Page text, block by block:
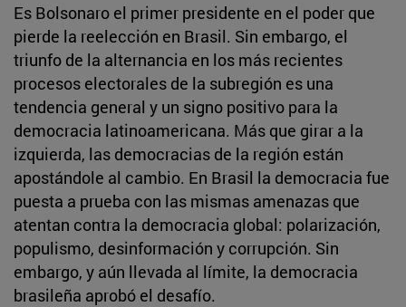
Es Bolsonaro el primer presidente en el poder que
pierde la reelección en Brasil. Sin embargo, el
triunfo de la alternancia en los más recientes
procesos electorales de la subregión es una
tendencia general y un signo positivo para la
democracia latinoamericana. Más que girar a la
izquierda, las democracias de la región están
apostándole al cambio. En Brasil la democracia fue
puesta a prueba con las mismas amenazas que
atentan contra la democracia global: polarización,
populismo, desinformación y corrupción. Sin
embargo, y aún llevada al límite, la democracia
brasileña aprobó el desafío.